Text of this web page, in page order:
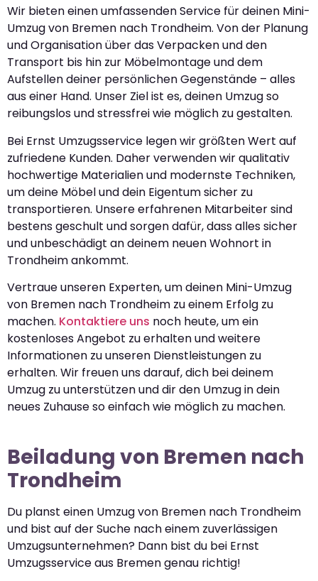
Wir bieten einen umfassenden Service für deinen Mini-
Umzug von Bremen nach Trondheim. Von der Planung
und Organisation über das Verpacken und den
Transport bis hin zur Möbelmontage und dem
Aufstellen deiner persönlichen Gegenstände – alles
aus einer Hand. Unser Ziel ist es, deinen Umzug so
reibungslos und stressfrei wie möglich zu gestalten.
Bei Ernst Umzugsservice legen wir größten Wert auf
zufriedene Kunden. Daher verwenden wir qualitativ
hochwertige Materialien und modernste Techniken,
um deine Möbel und dein Eigentum sicher zu
transportieren. Unsere erfahrenen Mitarbeiter sind
bestens geschult und sorgen dafür, dass alles sicher
und unbeschädigt an deinem neuen Wohnort in
Trondheim ankommt.
Vertraue unseren Experten, um deinen Mini-Umzug
von Bremen nach Trondheim zu einem Erfolg zu
machen. Kontaktiere uns noch heute, um ein
kostenloses Angebot zu erhalten und weitere
Informationen zu unseren Dienstleistungen zu
erhalten. Wir freuen uns darauf, dich bei deinem
Umzug zu unterstützen und dir den Umzug in dein
neues Zuhause so einfach wie möglich zu machen.
Beiladung von Bremen nach
Trondheim
Du planst einen Umzug von Bremen nach Trondheim
und bist auf der Suche nach einem zuverlässigen
Umzugsunternehmen? Dann bist du bei Ernst
Umzugsservice aus Bremen genau richtig!